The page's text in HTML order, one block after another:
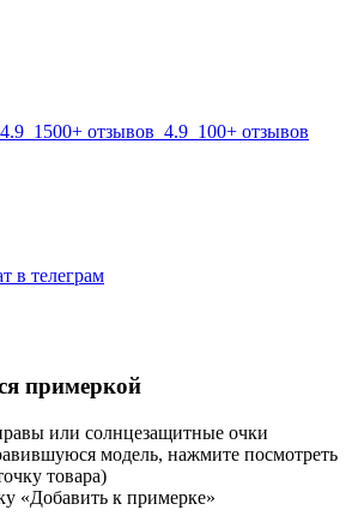
4.9 1500+ отзывов 4.9 100+ отзывов
примеркой
или солнцезащитные очки
модель, нажмите посмотреть
товара)
«Добавить к примерке»